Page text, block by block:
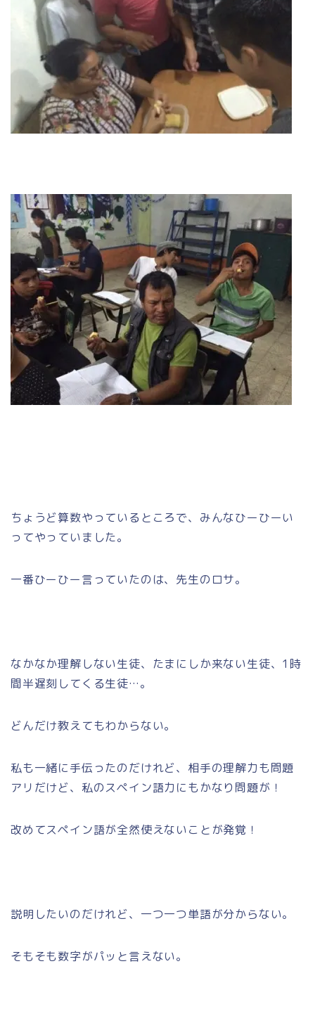
ちょうど算数やっているところで、みんなひーひーい
ってやっていました。
一番ひーひー言っていたのは、先生のロサ。
なかなか理解しない生徒、たまにしか来ない生徒、1時
間半遅刻してくる生徒…。
どんだけ教えてもわからない。
私も一緒に手伝ったのだけれど、相手の理解力も問題
アリだけど、私のスペイン語力にもかなり問題が！
改めてスペイン語が全然使えないことが発覚！
説明したいのだけれど、一つ一つ単語が分からない。
そもそも数字がパッと言えない。